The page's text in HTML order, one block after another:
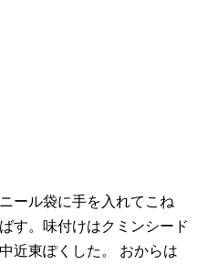
ール袋に手を入れてこね
す。味付けはクミンシード
近東ぽくした。 おからは